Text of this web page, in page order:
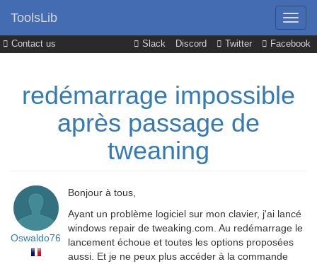
Contact us Slack Discord Twitter Facebook
ToolsLib
redémarrage impossible
après passage de
tweaning
Oswaldo76
Bonjour à tous,
Ayant un problème logiciel sur mon clavier, j'ai lancé
windows repair de tweaking.com. Au redémarrage le
lancement échoue et toutes les options proposées
aussi. Et je ne peux plus accéder à la commande